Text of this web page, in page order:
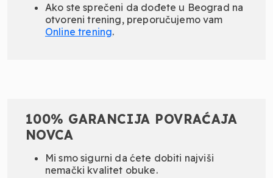
Ako ste sprečeni da dođete u Beograd na
otvoreni trening, preporučujemo vam
Online trening.
100% GARANCIJA POVRAĆAJA
NOVCA
Mi smo sigurni da ćete dobiti najviši
nemački kvalitet obuke.